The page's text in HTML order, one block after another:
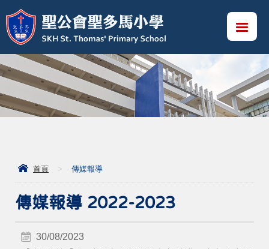
首頁 > 傳媒報導
傳媒報導 2022-2023
30/08/2023